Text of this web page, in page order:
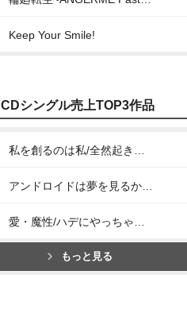
Keep Your Smile!
CDシングル売上TOP3作品
もっと見る